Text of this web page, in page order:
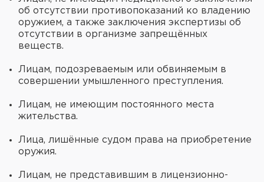
об отсутствии противопоказаний ко владению
оружием, а также заключения экспертизы об
отсутствии в организме запрещённых
веществ.
Лицам, подозреваемым или обвиняемым в
совершении умышленного преступления.
Лицам, не имеющим постоянного места
жительства.
Лица, лишённые судом права на приобретение
оружия.
Лицам, не представившим в лицензионно-